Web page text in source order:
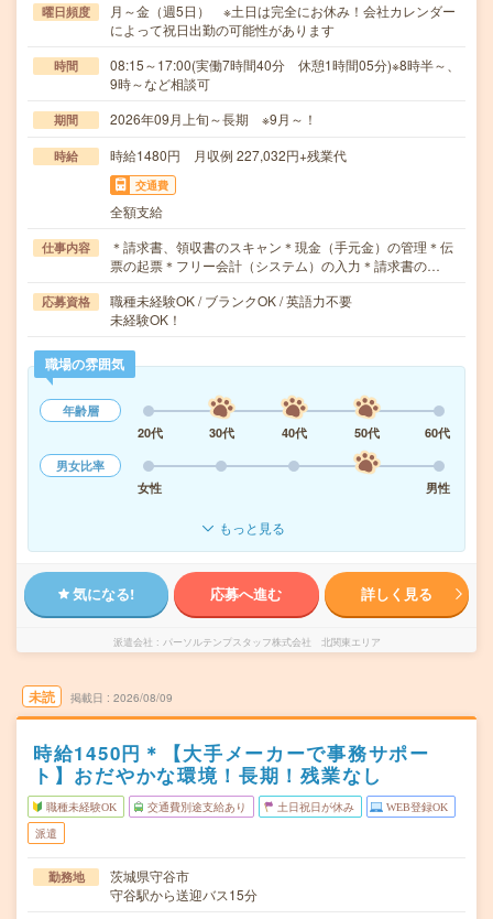
曜日頻度
月～金（週5日） ※土日は完全にお休み！会社カレンダー
によって祝日出勤の可能性があります
時間
08:15～17:00(実働7時間40分 休憩1時間05分)※8時半～、
9時～など相談可
期間 2026年09月上旬～長期 ※9月～！
時給 時給1480円 月収例 227,032円+残業代
交通費
全額支給
仕事内容
＊請求書、領収書のスキャン＊現金（手元金）の管理＊伝
票の起票＊フリー会計（システム）の入力＊請求書の…
応募資格
職種未経験OK / ブランクOK / 英語力不要
未経験OK！
職場の雰囲気
年齢層
20代
30代 40代 50代
60代
男女比率
女性
男性
もっと見る
気になる! 応募へ進む 詳しく見る
派遣会社 パーソルテンプスタッフ株式会社 北関東エリア
未読 掲載日 2026/08/09
時給1450円＊【大手メーカーで事務サポー
ト】おだやかな環境！長期！残業なし
職種未経験OK 交通費別途支給あり 土日祝日が休み WEB登録OK
派遣
勤務地
茨城県守谷市
守谷駅から送迎バス15分